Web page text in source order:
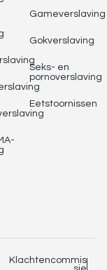
Gameverslaving
Gokverslaving
Seks- en
pornoverslaving
Eetstoornissen
Klachtencommis